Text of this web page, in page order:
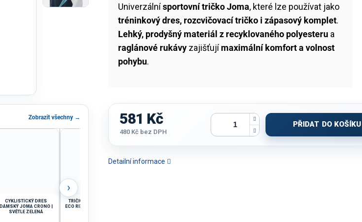
Zobrazit všechny →
CYKLISTICKÝ DRES
DÁMSKÝ JOMA CRONO |
SVĚTLE ZELENÁ
TRIČKO JOMA VINTAGE
ECO RETRO | ZELENÁ-BÍLÁ
›
Univerzálnísportovní tričko Joma, které lze používat jako
tréninkový dres, rozcvičovací tričko i zápasový komplet.
Lehký, prodyšný materiál z recyklovaného polyesteru a
raglánové rukávy zajišťujímaximální komfort a volnost
pohybu.
Detailní informace
581 Kč
480 Kč bez DPH
PŘIDAT DO KOŠÍKU